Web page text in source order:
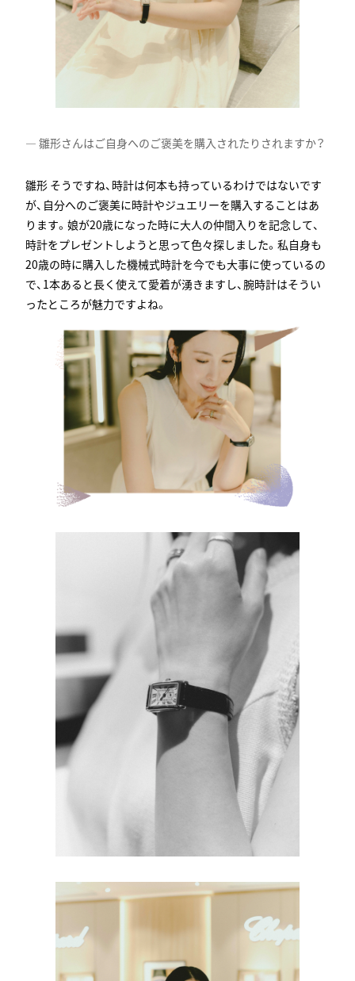
雛形さんはご自身へのご褒美を購入されたりされますか？
そうですね、時計は何本も持っているわけではないです
が、自分へのご褒美に時計やジュエリーを購入することはあ
ります。娘が20歳になった時に大人の仲間入りを記念して、
時計をプレゼントしようと思って色々探しました。私自身も
20歳の時に購入した機械式時計を今でも大事に使っているの
で、1本あると長く使えて愛着が湧きますし、腕時計はそうい
ったところが魅力ですよね。